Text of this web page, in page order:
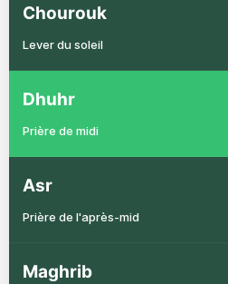
Chourouk
Lever du soleil
Dhuhr
Prière de midi
Asr
Prière de l'après-mid
Maghrib